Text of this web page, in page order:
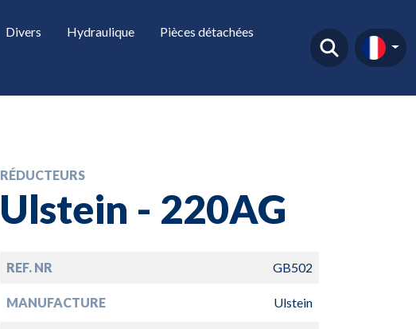
Divers Hydraulique Pièces détachées
RÉDUCTEURS
Ulstein - 220AG
REF. NR GB502
MANUFACTURE Ulstein